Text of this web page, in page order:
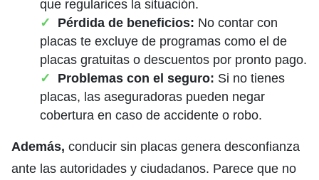
que regularices la situación.
Pérdida de beneficios: No contar con
placas te excluye de programas como el de
placas gratuitas o descuentos por pronto pago.
Problemas con el seguro: Si no tienes
placas, las aseguradoras pueden negar
cobertura en caso de accidente o robo.
Además, conducir sin placas genera desconfianza
ante las autoridades y ciudadanos. Parece que no